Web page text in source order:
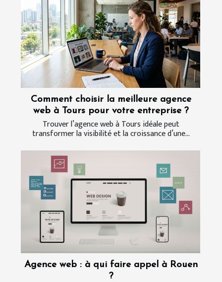
Comment choisir la meilleure agence
web à Tours pour votre entreprise ?
Trouver l’agence web à Tours idéale peut
transformer la visibilité et la croissance d’une...
Agence web : à qui faire appel à Rouen
?